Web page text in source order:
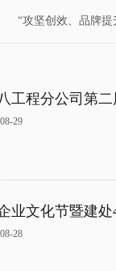
“攻坚创效、品牌
工程分公司第
29
业文化节暨建处
28